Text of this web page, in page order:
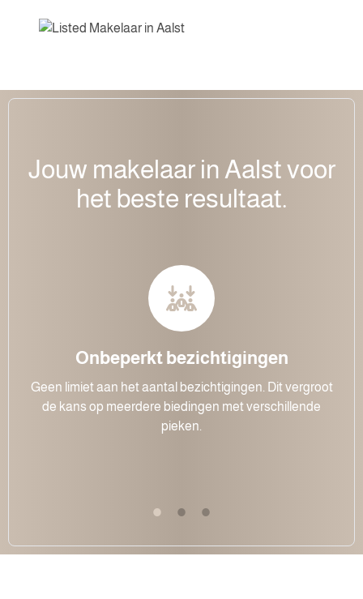
Jouw makelaar in Aalst voor
het beste resultaat.
Onbeperkt bezichtigingen
Geen limiet aan het aantal bezichtigingen. Dit vergroot
de kans op meerdere biedingen met verschillende
pieken.